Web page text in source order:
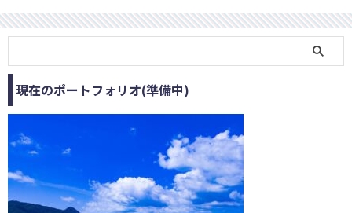
現在のポートフォリオ(準備中)